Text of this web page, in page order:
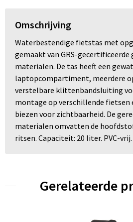
Omschrijving
Waterbestendige fietstas met
gemaakt van GRS-gecertificeerde
materialen. De tas heeft een
laptopcompartiment, meerdere
verstelbare klittenbandsluiting
montage op verschillende fietsen
biezen voor zichtbaarheid. De
materialen omvatten de
ritsen. Capaciteit: 20 liter. PVC-vrij.
Gerelateerde